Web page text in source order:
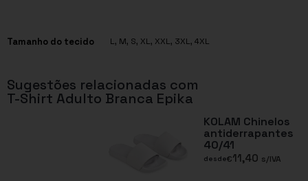
Tamanho do tecido L, M, S, XL, XXL, 3XL, 4XL
Sugestões relacionadas com
T-Shirt Adulto Branca Epika
KOLAM Chinelos
antiderrapantes
40/41
desde€11,40 s/IVA